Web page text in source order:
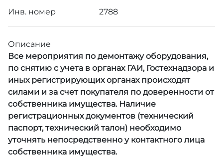
Инв. номер 2788
Описание
Все мероприятия по демонтажу оборудования,
по снятию с учета в органах ГАИ, Гостехнадзора и
иных регистрирующих органах происходят
силами и за счет покупателя по доверенности от
собственника имущества. Наличие
регистрационных документов (технический
паспорт, технический талон) необходимо
уточнять непосредственно у контактного лица
собственника имущества.